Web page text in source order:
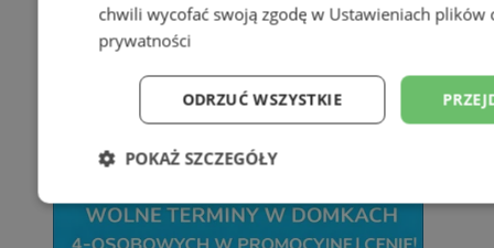
chwili wycofać swoją zgodę w Ustawieniach plików
prywatności
ODRZUĆ WSZYSTKIE
POKAŻ SZCZEGÓŁY
Niezbędne Wydajność